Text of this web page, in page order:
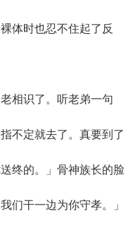
体时也忍不住起了反
相识了。听老弟一句
不定就去了。真要到了
终的。」骨神族长的脸
们干一边为你守孝。」